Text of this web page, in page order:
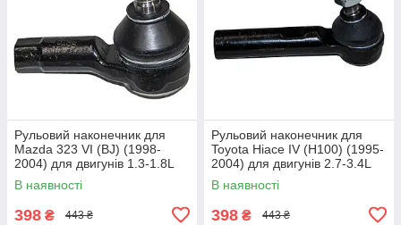
Рульовий наконечник для
Mazda 323 VI (BJ) (1998-
2004) для двигунів 1.3-1.8L
В наявності
398 ₴ 443 ₴
Рульовий наконечник для
Toyota Hiace IV (H100) (1995-
2004) для двигунів 2.7-3.4L
В наявності
398 ₴ 443 ₴